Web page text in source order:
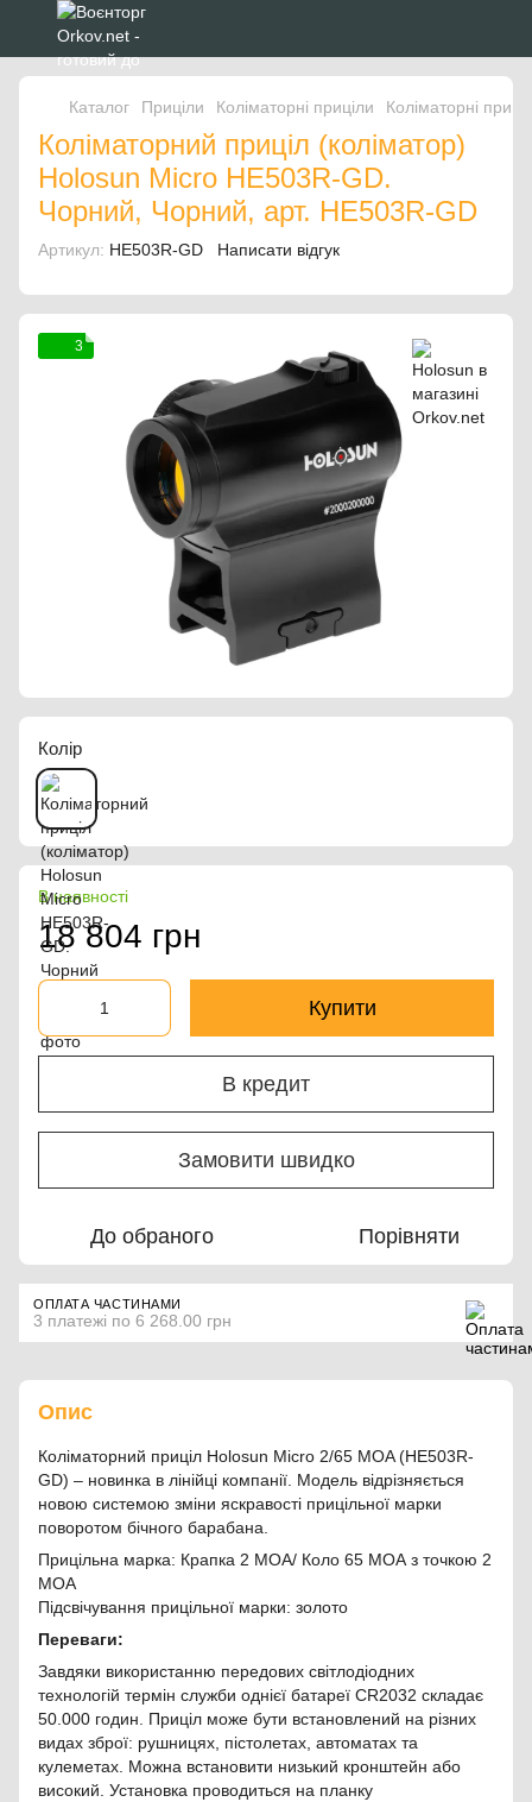
Каталог Приціли Коліматорні приціли Коліматорні
Коліматорний приціл (коліматор)
Holosun Micro HE503R-GD.
Чорний, Чорний, арт. HE503R-GD
Артикул: HE503R-GD Написати відгук
3
Колір
В наявності
18 804 грн
Купити
В кредит
Замовити швидко
До обраного Порівняти
ОПЛАТА ЧАСТИНАМИ
3 платежі по 6 268.00 грн
Опис
Коліматорний приціл Holosun Micro 2/65 MOA (HE503R-
GD) – новинка в лінійці компанії. Модель відрізняється
новою системою зміни яскравості прицільної марки
поворотом бічного барабана.
Прицільна марка: Крапка 2 МОА/ Коло 65 МОА з точкою 2
МОА
Підсвічування прицільної марки: золото
Переваги:
Завдяки використанню передових світлодіодних
технологій термін служби однієї батареї CR2032 складає
50.000 годин. Приціл може бути встановлений на різних
видах зброї: рушницях, пістолетах, автоматах та
кулеметах. Можна встановити низький кронштейн або
високий. Установка проводиться на планку